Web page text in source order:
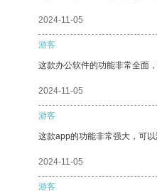
2024-11-05
游客
这款办公软件的功能非常全面
2024-11-05
游客
这款app的功能非常强大，可
2024-11-05
游客